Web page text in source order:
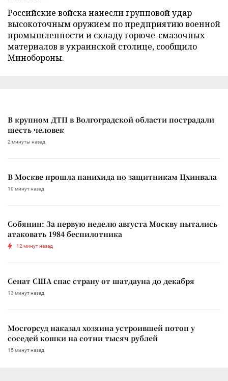
Российские войска нанесли групповой удар
высокоточным оружием по предприятию военной
промышленности и складу горюче-смазочных
материалов в украинской столице, сообщило
Минобороны.
В крупном ДТП в Волгоградской области пострадали
шесть человек
2 минуты назад
В Москве прошла панихида по защитникам Цхинвала
10 минут назад
Собянин: За первую неделю августа Москву пытались
атаковать 1984 беспилотника
12 минут назад
Сенат США спас страну от шатдауна до декабря
13 минут назад
Мосгорсуд наказал хозяина устроившей потоп у
соседей кошки на сотни тысяч рублей
15 минут назад